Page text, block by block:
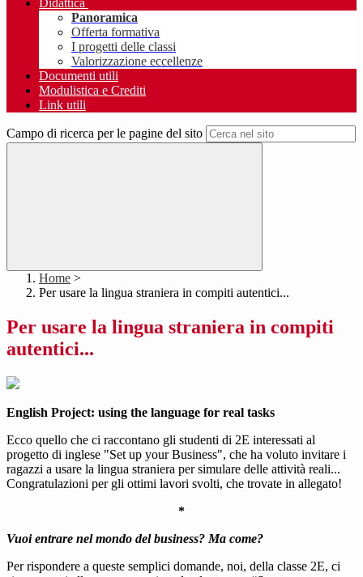
Didattica
Panoramica
Offerta formativa
I progetti delle classi
Valorizzazione eccellenze
Documenti utili
Modulistica e Crediti
Link utili
Campo di ricerca per le pagine del sito
Home >
Per usare la lingua straniera in compiti autentici...
Per usare la lingua straniera in compiti
autentici...
English Project: using the language for real tasks
Ecco quello che ci raccontano gli studenti di 2E interessati al
progetto di inglese "Set up your Business", che ha voluto invitare i
ragazzi a usare la lingua straniera per simulare delle attività reali...
Congratulazioni per gli ottimi lavori svolti, che trovate in allegato!
*
Vuoi entrare nel mondo del business? Ma come?
Per rispondere a queste semplici domande, noi, della classe 2E, ci